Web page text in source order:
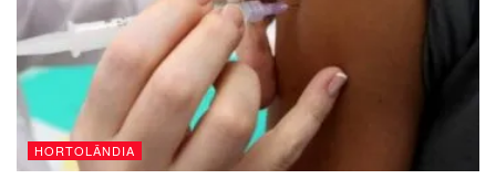
HORTOLÂNDIA